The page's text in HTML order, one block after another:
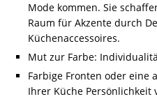
Mode kommen. Sie
Raum für Akzente durch
Küchenaccessoires.
Mut zur Farbe:
Farbige Fronten oder eine
Ihrer Küche Persönlichkeit